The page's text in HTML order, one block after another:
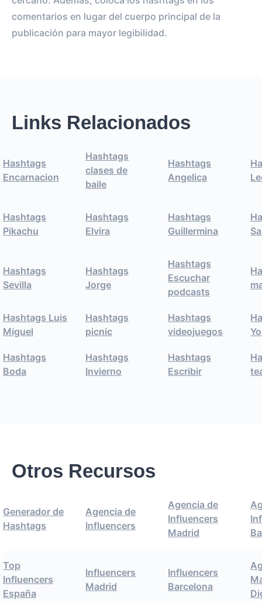
comentarios en lugar del cuerpo principal de la
publicación para mayor legibilidad.
Links Relacionados
Hashtags
Encarnacion
Hashtags
clases de
baile
Hashtags
Angelica
Hashtags
Pikachu
Hashtags
Elvira
Hashtags
Guillermina
Hashtags
Sevilla
Hashtags
Jorge
Hashtags
Escuchar
podcasts
Hashtags Luis
Miguel
Hashtags
picnic
Hashtags
videojuegos
Hashtags
Boda
Hashtags
Invierno
Hashtags
Escribir
Otros Recursos
Generador de
Hashtags
Agencia de
Influencers
Agencia de
Influencers
Madrid
Top
Influencers
España
Influencers
Madrid
Influencers
Barcelona